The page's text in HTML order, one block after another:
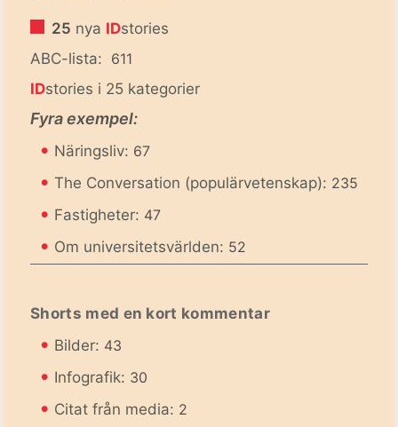
25 nya IDstories
ABC-lista: 611
IDstories i 25 kategorier
Fyra exempel:
• Näringsliv: 67
• The Conversation (populärvetenskap): 235
• Fastigheter: 47
• Om universitetsvärlden: 52
Shorts med en kort kommentar
• Bilder: 43
• Infografik: 30
• Citat från media: 2